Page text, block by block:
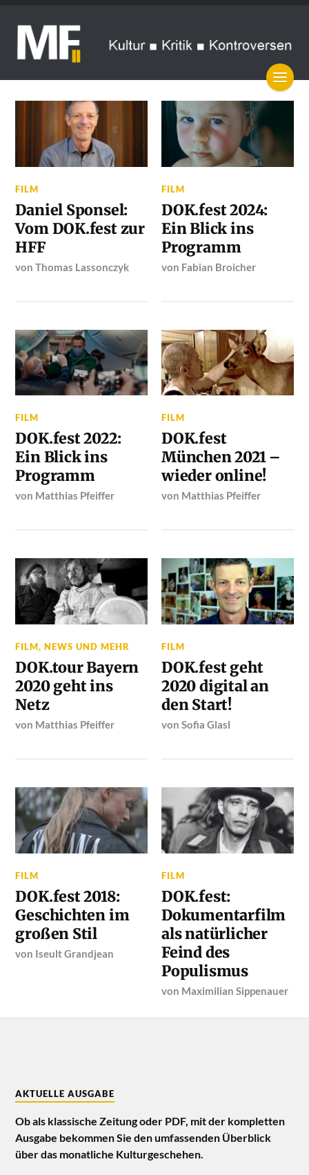
FILM
Daniel Sponsel:
Vom DOK.fest zur
HFF
vonThomas Lassonczyk
FILM
DOK.fest 2024:
Ein Blick ins
Programm
von Fabian Broicher
FILM
DOK.fest 2022:
Ein Blick ins
Programm
von Matthias Pfeiffer
FILM
DOK.fest
München 2021 –
wieder online!
von Matthias Pfeiffer
FILM,NEWS UND MEHR
DOK.tour Bayern
2020 geht ins
Netz
von Matthias Pfeiffer
FILM
DOK.fest geht
2020 digital an
den Start!
vonSofia Glasl
FILM
DOK.fest 2018:
Geschichten im
großen Stil
von Iseult Grandjean
FILM
DOK.fest:
Dokumentarfilm
als natürlicher
Feind des
Populismus
von Maximilian Sippenauer
AKTUELLE AUSGABE
Ob als klassische Zeitung oder PDF, mit der kompletten
Ausgabe bekommen Sie den umfassenden Überblick
über das monatliche Kulturgeschehen.